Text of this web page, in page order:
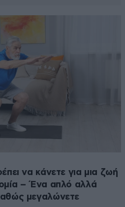
να κάνετε για μια ζωή
– Ένα απλό αλλά
μεγαλώνετε